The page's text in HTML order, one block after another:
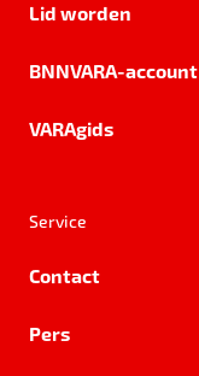
Lid worden
BNNVARA-account
VARAgids
Service
Contact
Pers